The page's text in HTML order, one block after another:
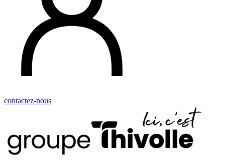
contactez-nous